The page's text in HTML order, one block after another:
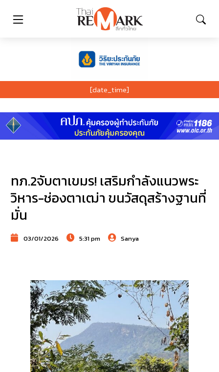
[date_time]
ทภ.2จับตาเขมร! เสริมกำลังแนวพระ
วิหาร-ช่องตาเฒ่า ขนวัสดุสร้างฐานที่
มั่น
03/01/2026 5:31 pm Sanya